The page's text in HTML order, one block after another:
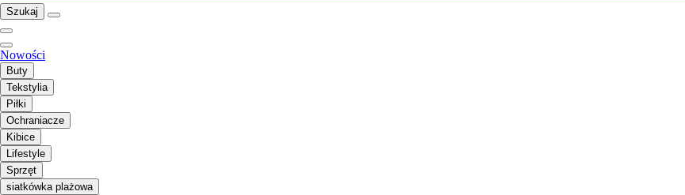
Szukaj
Nowości
Buty
Tekstylia
Piłki
Ochraniacze
Kibice
Lifestyle
Sprzęt
siatkówka plażowa